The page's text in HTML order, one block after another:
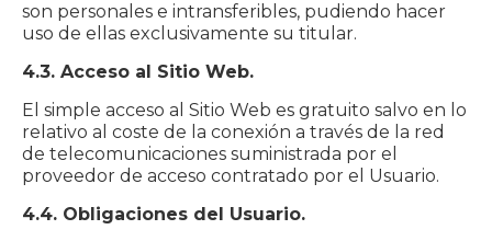
son personales e intransferibles, pudiendo hacer
uso de ellas exclusivamente su titular.
4.3. Acceso al Sitio Web.
El simple acceso al Sitio Web es gratuito salvo en lo
relativo al coste de la conexión a través de la red
de telecomunicaciones suministrada por el
proveedor de acceso contratado por el Usuario.
4.4. Obligaciones del Usuario.